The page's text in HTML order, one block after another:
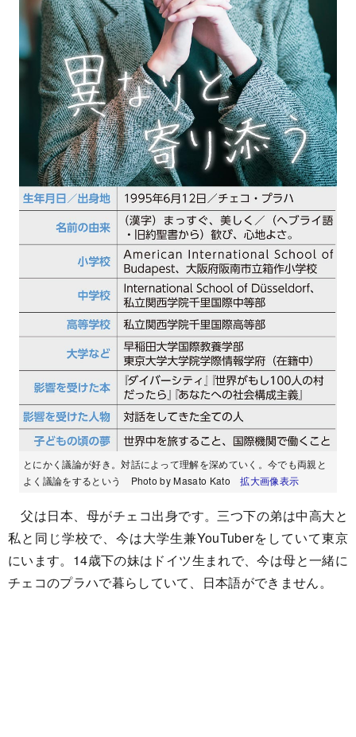
とにかく議論が好き。対話によって理解を深めていく。今でも両親と
よく議論をするという Photo by Masato Kato拡大画像表示
父は日本、母がチェコ出身です。三つ下の弟は中高大と
私と同じ学校で、今は大学生兼YouTuberをしていて東京
にいます。14歳下の妹はドイツ生まれで、今は母と一緒に
チェコのプラハで暮らしていて、日本語ができません。